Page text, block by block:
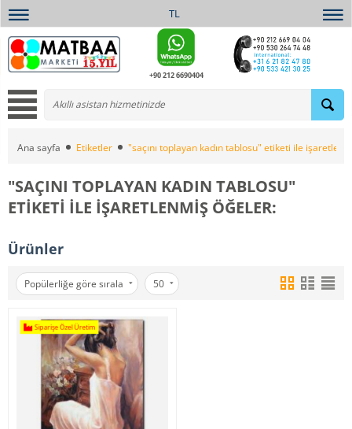
TL
+90 212 6690404
Ana sayfa Etiketler "saçını toplayan kadın tablosu" etiketi ile
"SAÇINI TOPLAYAN KADIN TABLOSU"
ETIKETI ILE IŞARETLENMIŞ ÖĞELER:
Ürünler
Popülerliğe göre sırala 50
Siparişe Özel Üretim